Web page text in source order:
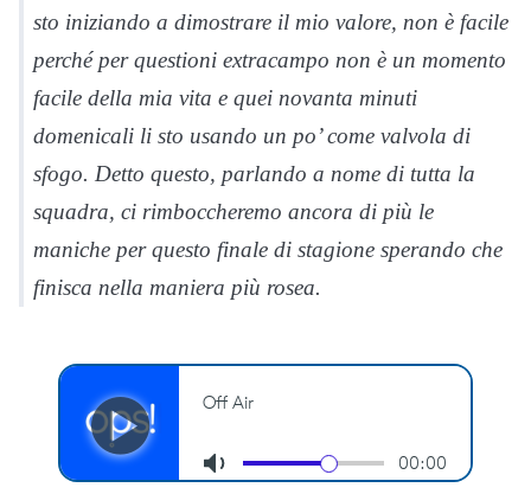
sto iniziando a dimostrare il mio valore, non è facile
perché per questioni extracampo non è un momento
facile della mia vita e quei novanta minuti
domenicali li sto usando un po’ come valvola di
sfogo. Detto questo, parlando a nome di tutta la
squadra, ci rimboccheremo ancora di più le
maniche per questo finale di stagione sperando che
finisca nella maniera più rosea.